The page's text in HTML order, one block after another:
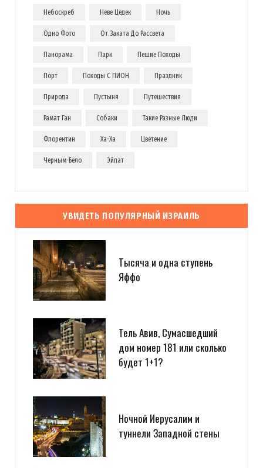
Небоскреб Неве Цедек Ночь
Одно Фото От Заката До Рассвета
Панорама Парк Пешие Походы
Порт Походы С ПИОН Праздник
Природа Пустыня Путешествия
Рамат Ган Собаки Такие Разные Люди
Флорентин Ха-Ха Цветение
Черным-Бело Эйлат
УВИДЕТЬ ПОПУЛЯРНЫЙ ИЗРАИЛЬ
Тысяча и одна ступень
Яффо
Тель Авив, Сумасшедший
дом номер 181 или сколько
будет 1+1?
Ночной Иерусалим и
туннели Западной стены